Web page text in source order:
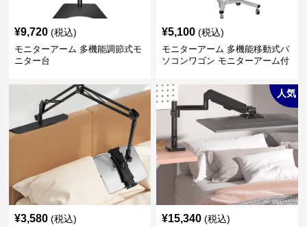
¥9,720 (税込)
モニターアーム 多機能調節式モ
ニター台
¥5,100 (税込)
モニターアーム 多機能移動式パ
ソコンワゴン モニターアーム付
¥3,580 (税込)
人気
¥15,340 (税込)